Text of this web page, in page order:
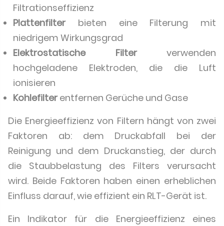
Filtrationseffizienz
Plattenfilter bieten eine Filterung mit
niedrigem Wirkungsgrad
Elektrostatische Filterverwenden
hochgeladene Elektroden, die die Luft
ionisieren
Kohlefilterentfernen Gerüche und Gase
Die Energieeffizienz von Filtern hängt von zwei
Faktoren ab: dem Druckabfall bei der
Reinigung und dem Druckanstieg, der durch
die Staubbelastung des Filters verursacht
wird. Beide Faktoren haben einen erheblichen
Einfluss darauf, wie effizient ein RLT-Gerät ist.
Ein Indikator für die Energieeffizienz eines